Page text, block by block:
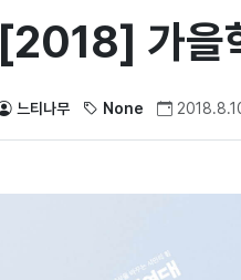
[2018] 가을
느티나무 None